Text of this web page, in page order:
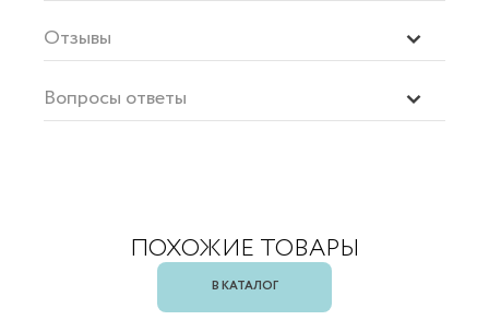
Отзывы
Вопросы ответы
ПОХОЖИЕ ТОВАРЫ
В КАТАЛОГ